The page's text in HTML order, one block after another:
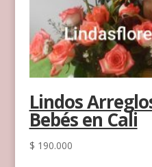
Lindos
Bebés en Cali
$ 190.000